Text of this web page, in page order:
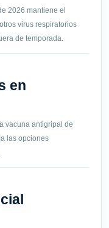
2026 mantiene el
virus respiratorios
de temporada.
en
vacuna antigripal de
las opciones